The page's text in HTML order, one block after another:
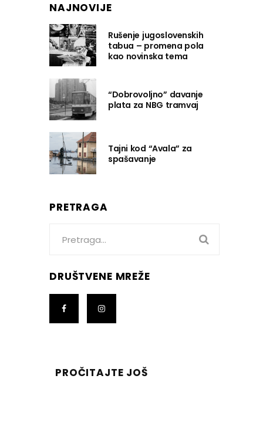
NAJNOVIJE
Rušenje jugoslovenskih
tabua – promena pola
kao novinska tema
“Dobrovoljno” davanje
plata za NBG tramvaj
Tajni kod “Avala” za
spašavanje
PRETRAGA
DRUŠTVENE MREŽE
PROČITAJTE JOŠ